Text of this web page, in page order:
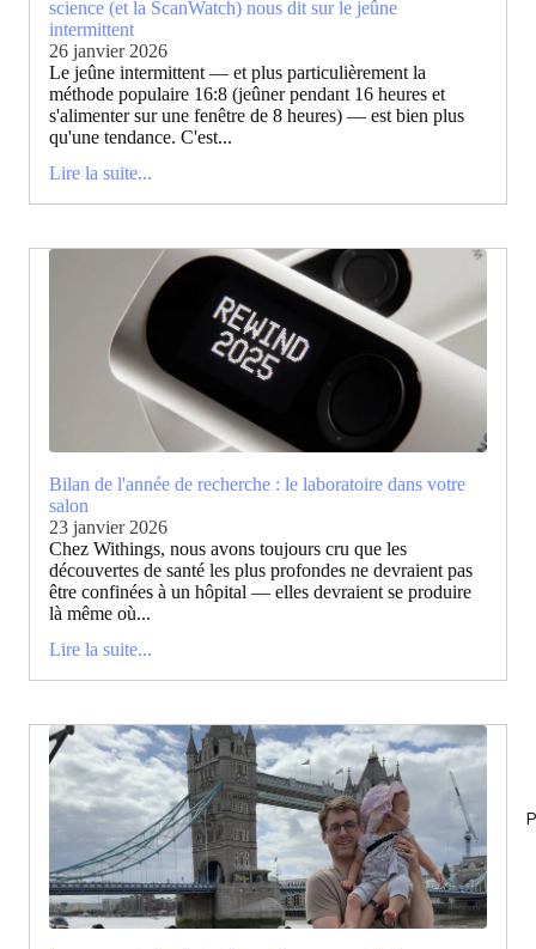
science (et la ScanWatch) nous dit sur le jeûne
intermittent
26 janvier 2026
Le jeûne intermittent — et plus particulièrement la
méthode populaire 16:8 (jeûner pendant 16 heures et
s'alimenter sur une fenêtre de 8 heures) — est bien plus
qu'une tendance. C'est...
Lire la suite...
Bilan de l'année de recherche : le laboratoire dans votre
salon
23 janvier 2026
Chez Withings, nous avons toujours cru que les
découvertes de santé les plus profondes ne devraient pas
être confinées à un hôpital — elles devraient se produire
là même où...
Lire la suite...